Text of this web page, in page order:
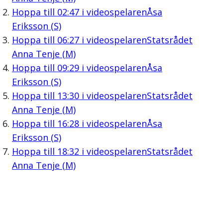
Hoppa till 02:47i videospelarenÅsa
Eriksson (S)
Hoppa till 06:27i videospelarenStatsrådet
Anna Tenje (M)
Hoppa till 09:29i videospelarenÅsa
Eriksson (S)
Hoppa till 13:30i videospelarenStatsrådet
Anna Tenje (M)
Hoppa till 16:28i videospelarenÅsa
Eriksson (S)
Hoppa till 18:32 i videospelarenStatsrådet
Anna Tenje (M)